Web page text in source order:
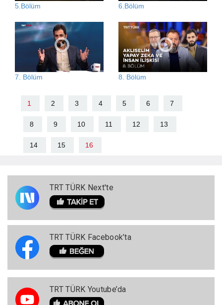
5.Bölüm 6.Bölüm
7. Bölüm 8. Bölüm
1 2 3 4 5 6 7
8 9 10 11 12 13
14 15 16
TRT TÜRK Next'te
TRT TÜRK Facebook’ta
TRT TÜRK Youtube’da